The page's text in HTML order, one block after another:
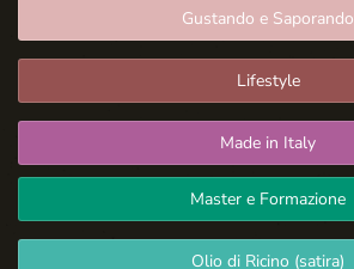
Gustando e Saporando
Lifestyle
Made in Italy
Master e Formazione
Olio di Ricino (satira)